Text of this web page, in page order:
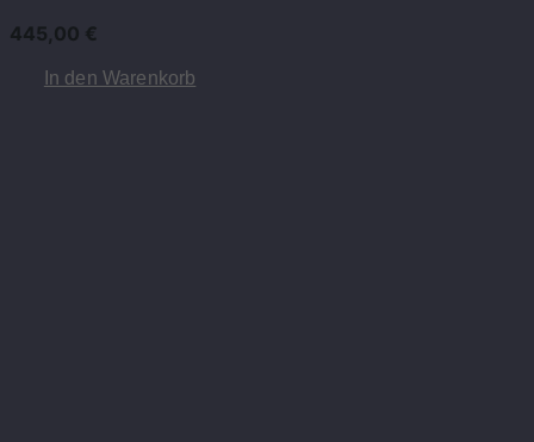
445,00 €
In den Warenkorb